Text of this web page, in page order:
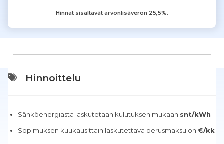
Hinnat sisältävät arvonlisäveron 25,5%.
Hinnoittelu
Sähköenergiasta laskutetaan kulutuksen mukaan snt/kWh
Sopimuksen kuukausittain laskutettava perusmaksu on €/kk